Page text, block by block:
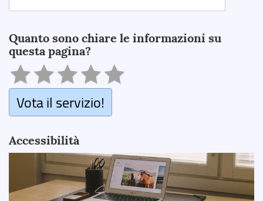
Quanto sono chiare le informazioni su
questa pagina?
Vota il servizio!
Accessibilità